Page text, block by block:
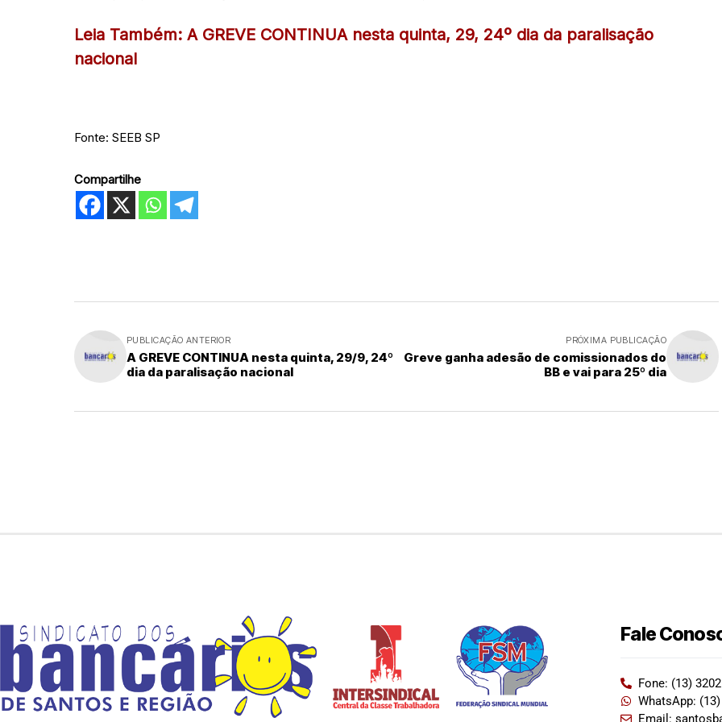
Leia Também: A GREVE CONTINUA nesta quinta, 29, 24º dia da paralisação
nacional
Fonte: SEEB SP
Compartilhe
PUBLICAÇÃO ANTERIOR
A GREVE CONTINUA nesta quinta, 29/9, 24º
dia da paralisação nacional
PRÓXIMA PUBLICAÇÃO
Greve ganha adesão de comissionados do
BB e vai para 25º dia
Fale
Fone: (13)
WhatsApp:
Email: